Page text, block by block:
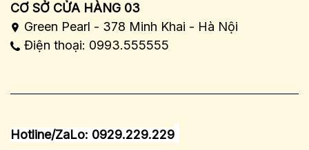
CƠ SỞ CỬA HÀNG 03
Green Pearl - 378 Minh Khai - Hà Nội
Điện thoại: 0993.555555
Hotline/ZaLo: 0929.229.229